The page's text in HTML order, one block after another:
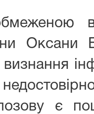
Оксани
визнання
є